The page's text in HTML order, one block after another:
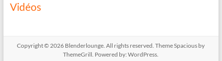
Vidéos
Copyright © 2026 Blenderlounge . All rights reserved. ThemeSpacious by
ThemeGrill. Powered by:WordPress